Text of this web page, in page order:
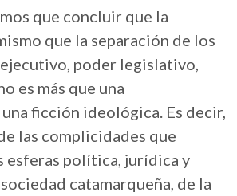
que concluir que la
que la separación de los
poder legislativo,
es más que una
ficción ideológica. Es decir,
las complicidades que
esferas política, jurídica y
catamarqueña, de la